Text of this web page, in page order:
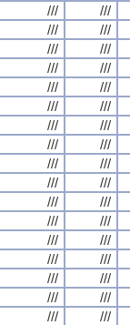
///
///
///
///
///
///
///
///
///
///
///
///
///
///
///
///
///
///
///
///
///
///
///
///
///
///
///
///
///
///
///
///
///
///